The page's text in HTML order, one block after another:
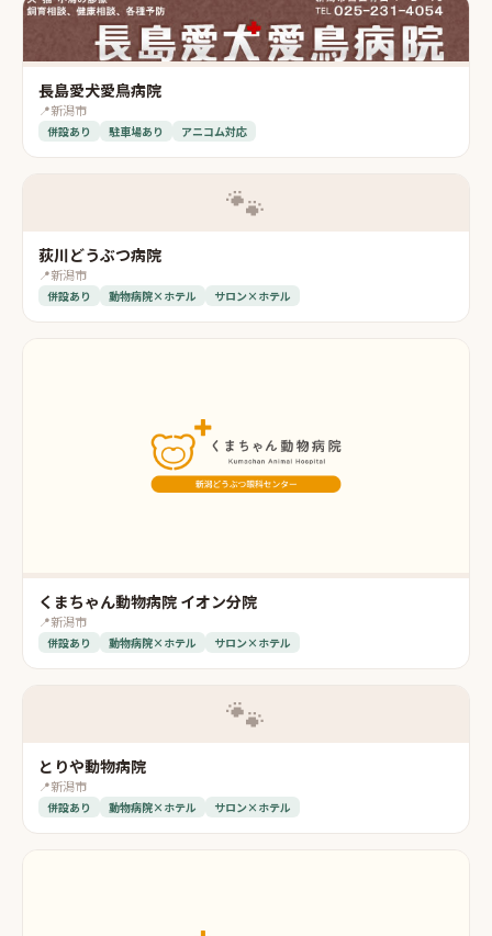
長島愛犬愛鳥病院
📍新潟市
併設あり 駐車場あり アニコム対応
🐾
荻川どうぶつ病院
📍新潟市
併設あり 動物病院×ホテル サロン×ホテル
くまちゃん動物病院 イオン分院
📍新潟市
併設あり 動物病院×ホテル サロン×ホテル
🐾
とりや動物病院
📍新潟市
併設あり 動物病院×ホテル サロン×ホテル